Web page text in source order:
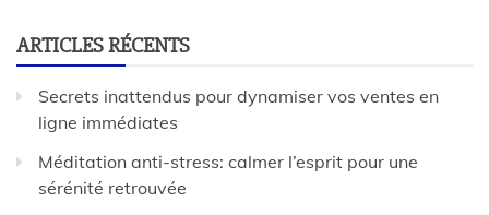
ARTICLES RÉCENTS
Secrets inattendus pour dynamiser vos ventes en
ligne immédiates
Méditation anti-stress: calmer l’esprit pour une
sérénité retrouvée